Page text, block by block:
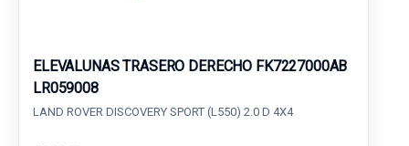
ELEVALUNAS TRASERO DERECHO FK7227000AB
LR059008
LAND ROVER DISCOVERY SPORT (L550) 2.0 D 4X4